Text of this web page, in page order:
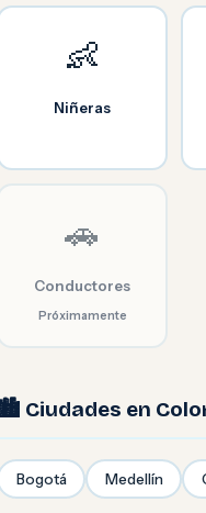
👶
Niñeras
🚗
Conductores
Próximamente
🏙️ Ciudades en
Bogotá Medellín